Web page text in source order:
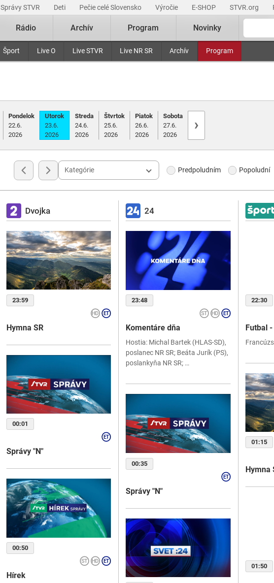
Správy STVR Deti Pečie celé Slovensko Výročie E-SHOP STVR.org
Šport Live O Live STVR Live NR SR Archív Program
Rádio Archív Program Novinky
Pondelok
22.6.
2026
Utorok
23.6.
2026
Streda
24.6.
2026
Štvrtok
25.6.
2026
Piatok
26.6.
2026
Sobota
27.6.
2026
›
Kategórie Predpoludním Popoludní
Dvojka
23:59
Hymna SR
00:01
Správy "N"
00:50
Hírek
24
23:48
Komentáre dňa
Hostia: Michal Bartek (HLAS-SD),
poslanec NR SR; Beáta Jurík (PS),
poslankyňa NR SR; …
00:35
Správy "N"
22:30
Futbal
01:15
Hymna
01:50